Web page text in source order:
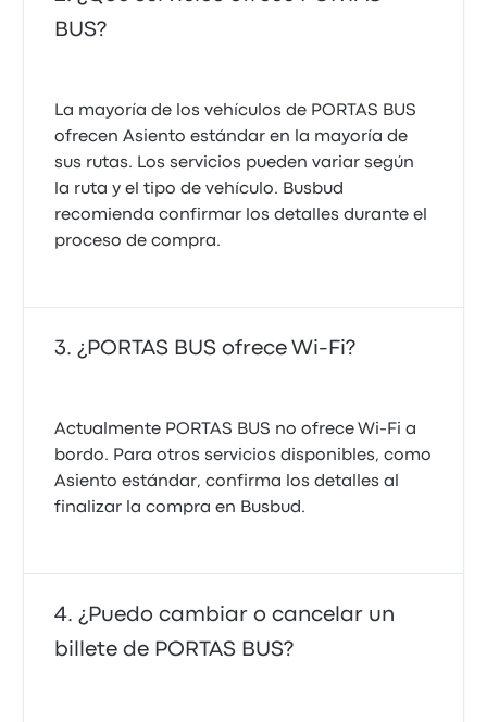
BUS?
La mayoría de los vehículos de PORTAS BUS
ofrecen Asiento estándar en la mayoría de
sus rutas. Los servicios pueden variar según
la ruta y el tipo de vehículo. Busbud
recomienda confirmar los detalles durante el
proceso de compra.
¿PORTAS BUS ofrece Wi-Fi?
Actualmente PORTAS BUS no ofrece Wi‑Fi a
bordo. Para otros servicios disponibles, como
Asiento estándar, confirma los detalles al
finalizar la compra en Busbud.
¿Puedo cambiar o cancelar un
billete de PORTAS BUS?